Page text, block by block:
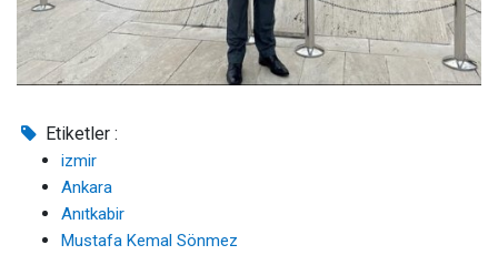
Etiketler :
izmir
Ankara
Anıtkabir
Mustafa Kemal Sönmez